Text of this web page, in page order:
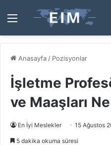
Menü
Anasayfa / Pozisyonlar
İşletme
ve Maaşları
En İyi Meslekler 15 Ağustos
5 dakika okuma süresi